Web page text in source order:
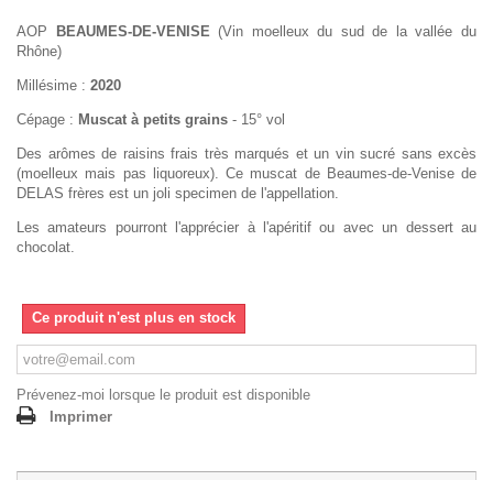
AOP BEAUMES-DE-VENISE (Vin moelleux du sud de la vallée du
Rhône)
Millésime : 2020
Cépage : Muscat à petits grains - 15° vol
Des arômes de raisins frais très marqués et un vin sucré sans excès
(moelleux mais pas liquoreux). Ce muscat de Beaumes-de-Venise de
DELAS frères est un joli specimen de l'appellation.
Les amateurs pourront l'apprécier à l'apéritif ou avec un dessert au
chocolat.
Ce produit n'est plus en stock
Prévenez-moi lorsque le produit est disponible
Imprimer